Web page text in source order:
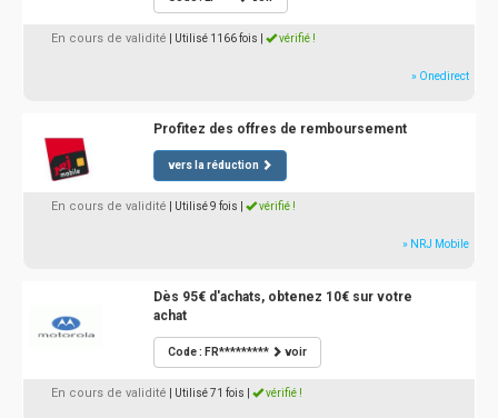
En cours de validité | Utilisé 1166 fois vérifié !
» Onedirect
Profitez des offres de remboursement
vers la réduction
En cours de validité | Utilisé 9 fois vérifié !
» NRJ Mobile
Dès 95€ d'achats, obtenez 10€ sur votre
achat
Code : FR********* voir
En cours de validité | Utilisé 71 fois vérifié !